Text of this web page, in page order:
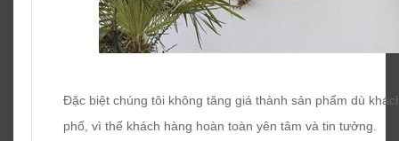
Đặc biệt chúng tôi không tăng giá thành sản phẩm dù
phố, vì thế khách hàng hoàn toàn yên tâm và tin tưởng.